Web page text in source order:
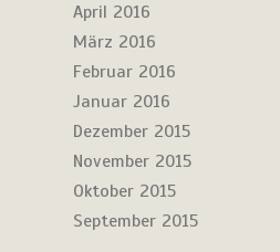
April 2016
März 2016
Februar 2016
Januar 2016
Dezember 2015
November 2015
Oktober 2015
September 2015